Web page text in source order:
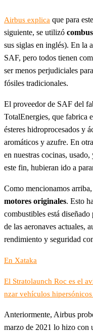
Airbus explica que para
siguiente, se utilizó
sus siglas en inglés). En la
SAF, pero todos tienen
ser menos perjudiciales
fósiles tradicionales.
El proveedor de SAF del
TotalEnergies, que fabrica
ésteres hidroprocesados y
aromáticos y azufre. En
en nuestras cocinas,
este fin, hubieran ido a
Como mencionamos
motores originales. Esto
combustibles está
de las aeronaves actuales,
rendimiento y seguridad
En Xataka
El Stratolaunch Roc es el
nzar vehículos
Anteriormente, Airbus
marzo de 2021 lo hizo con